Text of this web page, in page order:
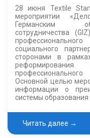
28 июня Textile
мероприятии
Германским
сотрудничества
социального
сторонами в
Основной целью
информации о
системы образования
Читать далее →